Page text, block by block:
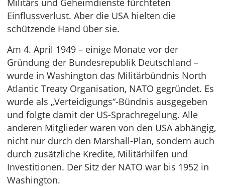
Militärs und Geheimdienste fürchteten
Einflussverlust. Aber die USA hielten die
schützende Hand über sie.
Am 4. April 1949 – einige Monate vor der
Gründung der Bundesrepublik Deutschland –
wurde in Washington das Militärbündnis North
Atlantic Treaty Organisation, NATO gegründet. Es
wurde als „Verteidigungs“-Bündnis ausgegeben
und folgte damit der US-Sprachregelung. Alle
anderen Mitglieder waren von den USA abhängig,
nicht nur durch den Marshall-Plan, sondern auch
durch zusätzliche Kredite, Militärhilfen und
Investitionen. Der Sitz der NATO war bis 1952 in
Washington.